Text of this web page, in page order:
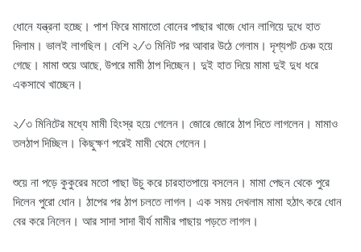
ধোনে যন্ত্রনা হচ্ছে। পাশ ফিরে মামাতো বোনের পাছার খাজে ধোন লাগিয়ে দুধে হাত
দিলাম। ভালই লাগছিল। বেশি ২/৩ মিনিট পর আবার উঠে গেলাম। দৃশ্যপট চেঞ্চ হয়ে
গেছে। মামা শুয়ে আছে, উপরে মামী ঠাপ দিচ্ছেন। দুই হাত দিয়ে মামা দুই দুধ ধরে
একসাথে খাচ্ছেন।
২/৩ মিনিটের মধ্যে মামী হিংস্র হয়ে গেলেন। জোরে জোরে ঠাপ দিতে লাগলেন। মামাও
তলঠাপ দিচ্ছিল। কিছুক্ষণ পরেই মামী থেমে গেলেন।
শুয়ে না পড়ে কুকুরের মতো পাছা উচু করে চারহাতপায়ে বসলেন। মামা পেছন থেকে পুরে
দিলেন পুরো ধোন। ঠাপের পর ঠাপ চলতে লাগল। এক সময় দেখলাম মামা হঠাৎ করে ধোন
বের করে নিলেন। আর সাদা সাদা বীর্য মামীর পাছায় পড়তে লাগল।